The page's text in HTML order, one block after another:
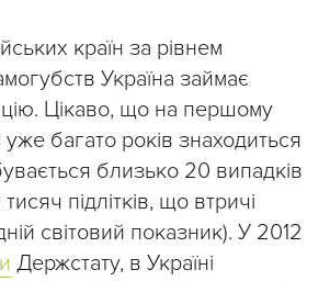
країн за рівнем
Україна займає
Цікаво, що на першому
уже багато років знаходиться
близько 20 випадків
підлітків, що втричі
світовий показник). У 2012
Держстату, в Україні